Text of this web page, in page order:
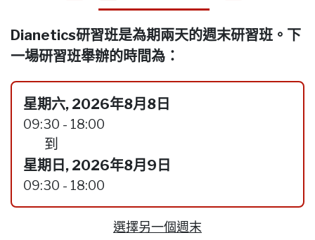
Dianetics研習班是為期兩天的週末研習班。下
一場研習班舉辦的時間為：
星期六, 2026年8月8日
09:30 - 18:00
到
星期日, 2026年8月9日
09:30 - 18:00
選擇另一個週末